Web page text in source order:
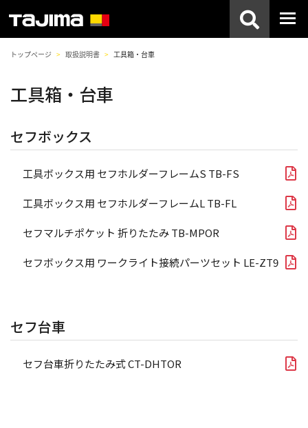
トップページ 取扱説明書 工具箱・台車
工具箱・台車
セフボックス
工具ボックス用 セフホルダーフレームS TB-FS
工具ボックス用 セフホルダーフレームL TB-FL
セフマルチポケット 折りたたみ TB-MPOR
セフボックス用 ワークライト接続パーツセット LE-ZT9
セフ台車
セフ台車折りたたみ式 CT-DHTOR